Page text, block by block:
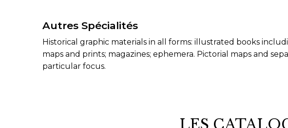
Autres Spécialités
Historical graphic materials in all forms: illustrated books
maps and prints; magazines; ephemera. Pictorial maps and
particular focus.